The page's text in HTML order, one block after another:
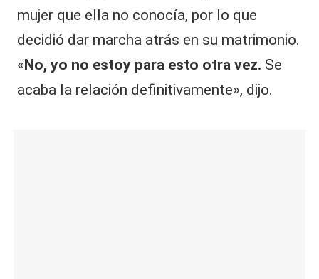
mujer que ella no conocía, por lo que
decidió dar marcha atrás en su matrimonio.
«No, yo no estoy para esto otra vez. Se
acaba la relación definitivamente», dijo.